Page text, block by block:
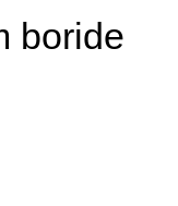
boride